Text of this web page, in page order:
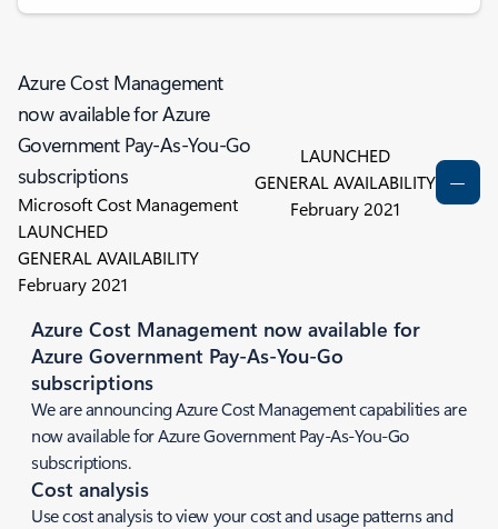
Azure Cost Management
now available for Azure
Government Pay-As-You-Go
subscriptions
Microsoft Cost Management
LAUNCHED
GENERAL AVAILABILITY
February 2021
LAUNCHED
GENERAL AVAILABILITY
February 2021
Azure Cost Management now available for
Azure Government Pay-As-You-Go
subscriptions
We are announcing Azure Cost Management capabilities are
now available for Azure Government Pay-As-You-Go
subscriptions.
Cost analysis
Use cost analysis to view your cost and usage patterns and